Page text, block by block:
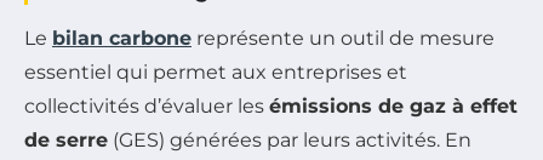
Le bilan carbone représente un outil de mesure
essentiel qui permet aux entreprises et
collectivités d’évaluer les émissions de gaz à effet
de serre (GES) générées par leurs activités. En